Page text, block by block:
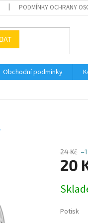
PODMÍNKY OCHRANY
Obchodní podmínky
24 Kč
20
cena:
Potisk